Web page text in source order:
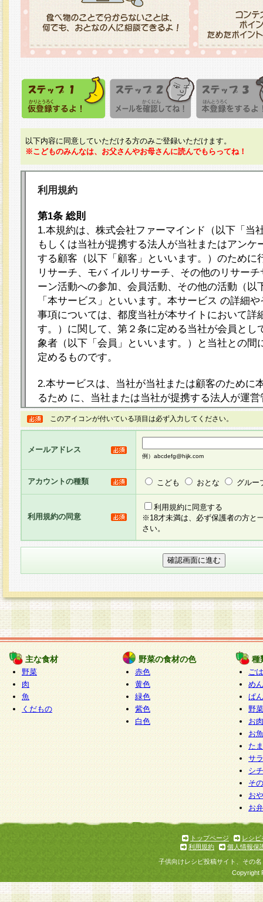
以下内容に同意していただける方のみご登録いただけます。
※こどものみんなは、お父さんやお母さんに読んでもらってね！
利用規約
第1条 総則
1.本規約は、株式会社ファーマインド（以下「当
もしくは当社が提携する法人が当社またはアンケ
する顧客（以下「顧客」といいます。）のために
リサーチ、モバ イルリサーチ、その他のリサー
ーン活動への参加、会員活動、その他の活動（以
「本サービス」といいます。本サービス の詳細
事項については、都度当社が本サイトにおいて詳
す。）に関して、第２条に定める当社が会員とし
象者（以下「会員」といいます。）と当社との間
定めるものです。
2.本サービスは、当社が当社または顧客のために
るため に、当社または当社が提携する法人が運
ト（以下「本サイト」といいます。）上に本サー
ージを設け、会員がアンケー ト調査に回答する
し、その結果を当社が集計・分析その他の利用を
るものです。なお、本サービスは、それぞれの目
員に対して本サービスの依頼を行うこともあり、
た全ての会員に対して本サービスの依頼をすると
りま す。
3.当社は、会員の事前の承諾を得ることなく、当
方 法・手段にて、本規約を任意に制定、変更ま
きるものとします。改定後の本規約等は、本規約
に掲示したときに、その 他の諸規定については
てその効力を生じるものとします。
4.本規約は、会員登録希望者による会員登録手続
の当社による会員登録の承認が完了した時点で会
たものとみなされ、会員に対して適用されるもの
5.当社がお聞きする個人情報は、すべて会員登録
で提 供いただいたものと考えております。従っ
自らの個人情報の提供を希望されない場合には、
をお預かりいたしません が、提供されないこと
商品やサービス等をご利用いただけない場合があ
了承ください。
6.当社は、お客様から当社が保有している個人情
加・ 利用停止等を求められた場合には、ご本人
て確認できた場合に限り、法令に準拠して合理的
いただきます。なお、開示 請求等の請求先は個
ります。
1.会員とは、本規約等を承諾のうえ、当社所定の
了し、当社が承認した者、グループとします。な
が以下に該当する場合は会員登録をすることがで
このアイコンが付いている項目は必ず入力してください。
メールアドレス
例）abcdefg@hijk.com
アカウントの種類 こども おとな グルー
利用規約の同意
利用規約に同意する
※18才未満は、必ず保護者の方と
さい。
主な食材
野菜
肉
魚
くだもの
野菜の食材の色
赤色
黄色
緑色
紫色
白色
種
ご
めん
ぱん
野
お
お
た
サ
シ
そ
お
お
トップページ
レシピ
利用規約
個人情報保
子供向けレシピ投稿サイト、その
Copyright